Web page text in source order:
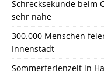
Schrecksekunde beim
sehr nahe
300.000 Menschen
Innenstadt
Sommerferienzeit in